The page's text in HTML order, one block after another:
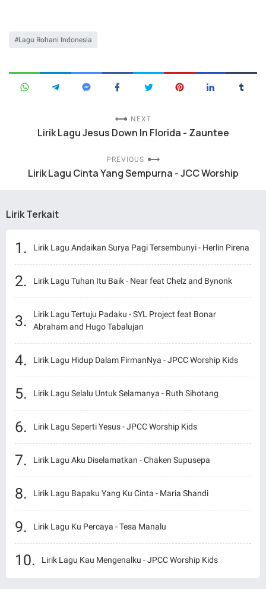
Lagu Rohani Indonesia
NEXT
Lirik Lagu Jesus Down In Florida - Zauntee
PREVIOUS
Lirik Lagu Cinta Yang Sempurna - JCC Worship
Lirik Terkait
Lirik Lagu Andaikan Surya Pagi Tersembunyi - Herlin Pirena
Lirik Lagu Tuhan Itu Baik - Near feat Chelz and Bynonk
Lirik Lagu Tertuju Padaku - SYL Project feat Bonar
Abraham and Hugo Tabalujan
Lirik Lagu Hidup Dalam FirmanNya - JPCC Worship Kids
Lirik Lagu Selalu Untuk Selamanya - Ruth Sihotang
Lirik Lagu Seperti Yesus - JPCC Worship Kids
Lirik Lagu Aku Diselamatkan - Chaken Supusepa
Lirik Lagu Bapaku Yang Ku Cinta - Maria Shandi
Lirik Lagu Ku Percaya - Tesa Manalu
Lirik Lagu Kau Mengenalku - JPCC Worship Kids